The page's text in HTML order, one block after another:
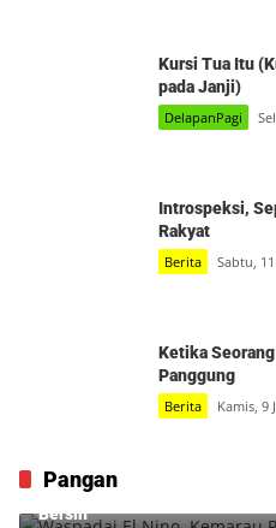
Kursi Tua Itu
pada Janji)
DelapanPagi
Introspeksi,
Rakyat
Berita Sabtu,
Ketika
Panggung
Berita Kamis, 9
Pangan
Waspadai El Nino, Kemarau
Bersih